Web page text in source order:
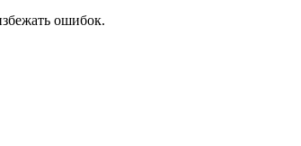
ошибок.